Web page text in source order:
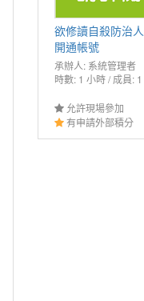
欲修讀自殺防治
開通帳號
承辦人: 系統管理者
時數: 1 小時 / 成員:
允許現場參加
有申請外部積分